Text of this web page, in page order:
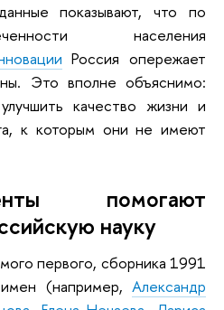
показывают, что по
населения
Россия опережает
Это вполне объяснимо:
качество жизни и
к которым они не имеют
помогают
науку
первого, сборника 1991
(например, Александр